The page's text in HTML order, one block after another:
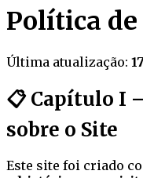
Política
Última atualização:
📋 Capítulo I
sobre o Site
Este site foi criado